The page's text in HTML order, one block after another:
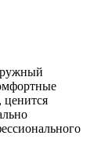
ценится